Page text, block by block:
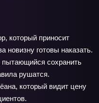
который приносит
новизну готовы наказать.
сохранить
рушатся.
который видит цену